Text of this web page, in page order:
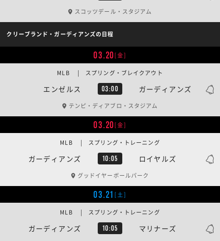
スコッツデール・スタジアム
クリーブランド・ガーディアンズの日程
03.20[金]
エンゼルス 03:00 ガーディアンズ
MLB | スプリング・ブレイクアウト
テンピ・ディアブロ・スタジアム
03.20[金]
ガーディアンズ 10:05 ロイヤルズ
MLB | スプリング・トレーニング
グッドイヤーボールパーク
03.21 [土]
ガーディアンズ 10:05 マリナーズ
MLB | スプリング・トレーニング